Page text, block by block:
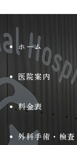
ホーム
医院案内
料金表
外科手術・検査